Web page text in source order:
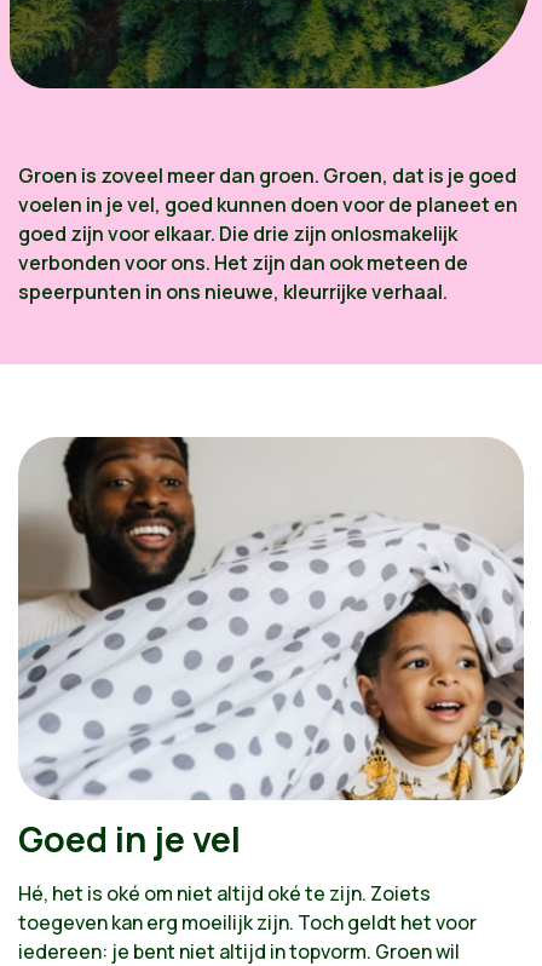
Groen is zoveel meer dan groen. Groen, dat is je goed
voelen in je vel, goed kunnen doen voor de planeet en
goed zijn voor elkaar. Die drie zijn onlosmakelijk
verbonden voor ons. Het zijn dan ook meteen de
speerpunten in ons nieuwe, kleurrijke verhaal.
Goed in je vel
Hé, het is oké om niet altijd oké te zijn. Zoiets
toegeven kan erg moeilijk zijn. Toch geldt het voor
iedereen: je bent niet altijd in topvorm. Groen wil